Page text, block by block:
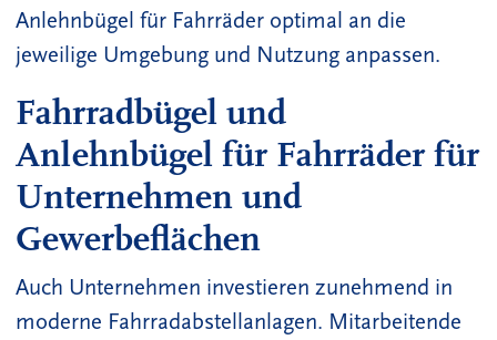
Anlehnbügel für Fahrräder optimal an die
jeweilige Umgebung und Nutzung anpassen.
Fahrradbügel und
Anlehnbügel für Fahrräder für
Unternehmen und
Gewerbeflächen
Auch Unternehmen investieren zunehmend in
moderne Fahrradabstellanlagen. Mitarbeitende